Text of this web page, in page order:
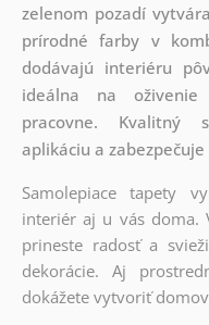
zelenom pozadí
prírodné farby v
dodávajú interiéru
ideálna na
pracovne. Kvalitný
aplikáciu a
Samolepiace tapety
interiér aj u vás doma.
prineste radosť a
dekorácie. Aj
dokážete vytvoriť